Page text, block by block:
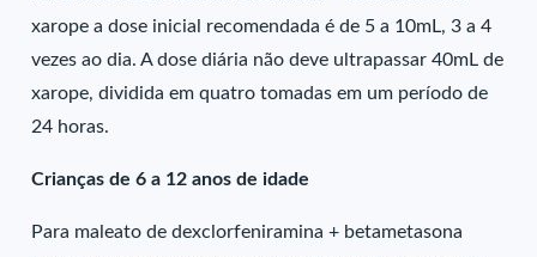
xarope a dose inicial recomendada é de 5 a 10mL, 3 a 4
vezes ao dia. A dose diária não deve ultrapassar 40mL de
xarope, dividida em quatro tomadas em um período de
24 horas.
Crianças de 6 a 12 anos de idade
Para maleato de dexclorfeniramina + betametasona